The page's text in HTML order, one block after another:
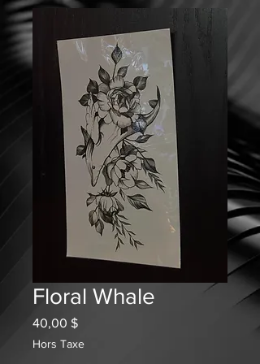
Floral Whale
40,00 $Prix
Hors Taxe